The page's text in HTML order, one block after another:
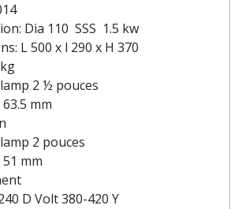
Dia 110 SSS 1.5 kw
L 500 x l 290 x H 370
2 ½ pouces
mm
2 pouces
mm
D Volt 380-420 Y